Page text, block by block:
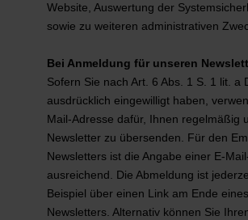
Website, Auswertung der
sowie zu weiteren administrativen
Bei Anmeldung für unseren
Sofern Sie nach Art. 6 Abs. 1 S. 1 lit. a
ausdrücklich eingewilligt haben,
Mail-Adresse dafür, Ihnen regelmäßig
Newsletter zu übersenden. Für den
Newsletters ist die Angabe einer E-
ausreichend. Die Abmeldung ist
Beispiel über einen Link am Ende
Newsletters. Alternativ können Sie